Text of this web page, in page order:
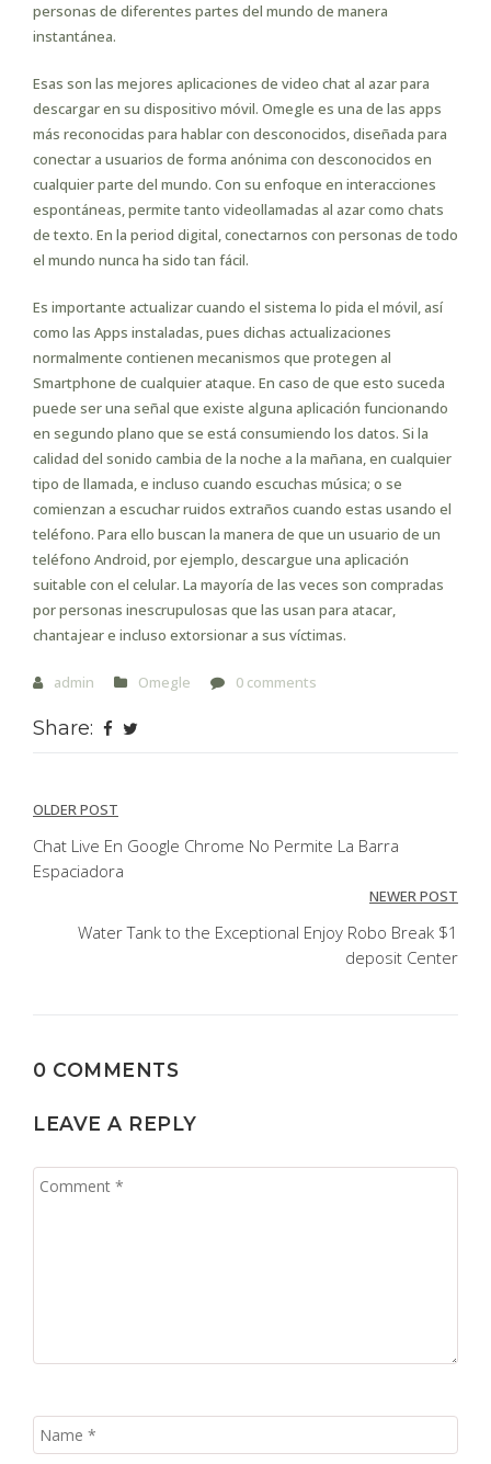
personas de diferentes partes del mundo de manera
instantánea.
Esas son las mejores aplicaciones de video chat al azar para
descargar en su dispositivo móvil. Omegle es una de las apps
más reconocidas para hablar con desconocidos, diseñada para
conectar a usuarios de forma anónima con desconocidos en
cualquier parte del mundo. Con su enfoque en interacciones
espontáneas, permite tanto videollamadas al azar como chats
de texto. En la period digital, conectarnos con personas de todo
el mundo nunca ha sido tan fácil.
Es importante actualizar cuando el sistema lo pida el móvil, así
como las Apps instaladas, pues dichas actualizaciones
normalmente contienen mecanismos que protegen al
Smartphone de cualquier ataque. En caso de que esto suceda
puede ser una señal que existe alguna aplicación funcionando
en segundo plano que se está consumiendo los datos. Si la
calidad del sonido cambia de la noche a la mañana, en cualquier
tipo de llamada, e incluso cuando escuchas música; o se
comienzan a escuchar ruidos extraños cuando estas usando el
teléfono. Para ello buscan la manera de que un usuario de un
teléfono Android, por ejemplo, descargue una aplicación
suitable con el celular. La mayoría de las veces son compradas
por personas inescrupulosas que las usan para atacar,
chantajear e incluso extorsionar a sus víctimas.
admin Omegle 0 comments
Share:
Post
navigation
OLDER POST
Chat Live En Google Chrome No Permite La Barra
Espaciadora
NEWER POST
Water Tank to the Exceptional Enjoy Robo Break $1
deposit Center
0 COMMENTS
LEAVE A REPLY